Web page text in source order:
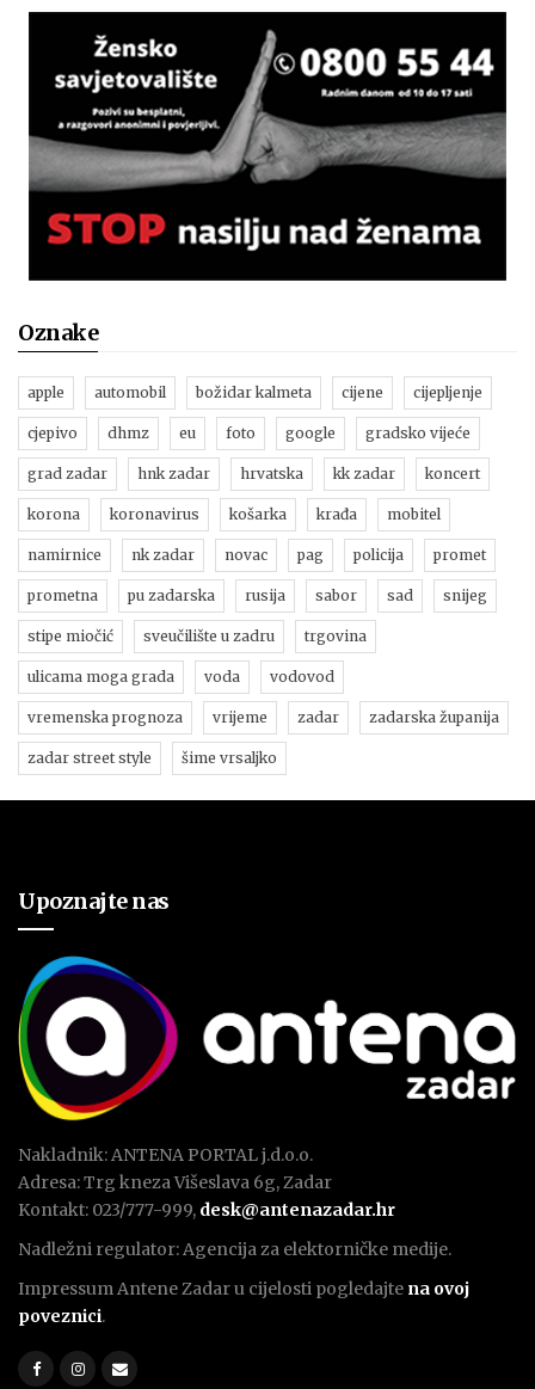
Oznake
apple automobil božidar kalmeta cijene cijepljenje
cjepivo dhmz eu foto google gradsko vijeće
grad zadar hnk zadar hrvatska kk zadar koncert
korona koronavirus košarka krađa mobitel
namirnice nk zadar novac pag policija promet
prometna pu zadarska rusija sabor sad snijeg
stipe miočić sveučilište u zadru trgovina
ulicama moga grada voda vodovod
vremenska prognoza vrijeme zadar zadarska županija
zadar street style šime vrsaljko
Upoznajte nas
Nakladnik: ANTENA PORTAL j.d.o.o.
Adresa: Trg kneza Višeslava 6g, Zadar
Kontakt: 023/777-999, desk@antenazadar.hr
Nadležni regulator: Agencija za elektorničke medije.
Impressum Antene Zadar u cijelosti pogledajte na ovoj
poveznici.